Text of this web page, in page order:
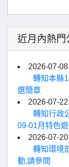
近月內熱門
2026-07-08
轉知本縣
選簡章
2026-07-22
轉知行政
09-01月特色
2026-07-20
轉知環境
動,請參閱